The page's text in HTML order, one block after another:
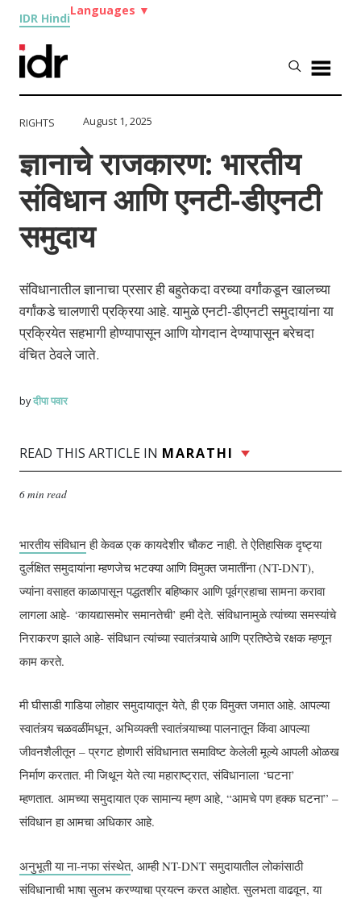
IDR Hindi
Languages ▼
RIGHTS August 1, 2025
ज्ञानाचे राजकारण: भारतीय
संविधान आणि एनटी-डीएनटी
समुदाय
संविधानातील ज्ञानाचा प्रसार ही बहुतेकदा वरच्या वर्गांकडून खालच्या
वर्गांकडे चालणारी प्रक्रिया आहे. यामुळे एनटी-डीएनटी समुदायांना या
प्रक्रियेत सहभागी होण्यापासून आणि योगदान देण्यापासून बरेचदा
वंचित ठेवले जाते.
byदीपा पवार
READ THIS ARTICLE IN MARATHI
6 min read
भारतीय संविधानही केवळ एक कायदेशीर चौकट नाही. ते ऐतिहासिक दृष्ट्या
दुर्लक्षित समुदायांना म्हणजेच भटक्या आणि विमुक्त जमातींना (NT-DNT),
ज्यांना वसाहत काळापासून पद्धतशीर बहिष्कार आणि पूर्वग्रहाचा सामना करावा
लागला आहे- ‘कायद्यासमोर समानतेची’ हमी देते. संविधानामुळे त्यांच्या समस्यांचे
निराकरण झाले आहे- संविधान त्यांच्या स्वातंत्र्याचे आणि प्रतिष्ठेचे रक्षक म्हणून
काम करते.
मी घीसाडी गाडिया लोहार समुदायातून येते, ही एक विमुक्त जमात आहे. आपल्या
स्वातंत्र्य चळवळींमधून, अभिव्यक्ती स्वातंत्र्याच्या पालनातून किंवा आपल्या
जीवनशैलीतून – प्रगट होणारी संविधानात समाविष्ट केलेली मूल्ये आपली ओळख
निर्माण करतात. मी जिथून येते त्या महाराष्ट्रात, संविधानाला ‘घटना’
म्हणतात. आमच्या समुदायात एक सामान्य म्हण आहे, “आमचे पण हक्क घटना” –
संविधान हा आमचा अधिकार आहे.
अनुभूती या ना-नफा संस्थेत, आम्ही NT-DNT समुदायातील लोकांसाठी
संविधानाची भाषा सुलभ करण्याचा प्रयत्न करत आहोत. सुलभता वाढवून, या